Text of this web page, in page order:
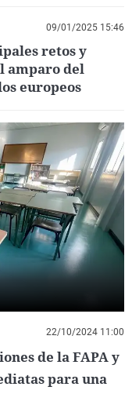
09/01/2025 15:46
retos y
amparo del
europeos
22/10/2024 11:00
de la FAPA y
para una